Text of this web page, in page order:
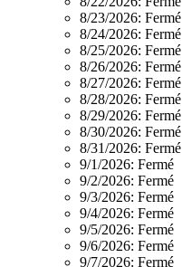
8/23/2026: Fermé
8/24/2026: Fermé
8/25/2026: Fermé
8/26/2026: Fermé
8/27/2026: Fermé
8/28/2026: Fermé
8/29/2026: Fermé
8/30/2026: Fermé
8/31/2026: Fermé
9/1/2026: Fermé
9/2/2026: Fermé
9/3/2026: Fermé
9/4/2026: Fermé
9/5/2026: Fermé
9/6/2026: Fermé
9/7/2026: Fermé